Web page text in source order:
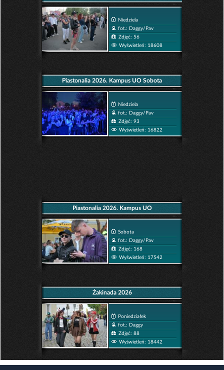
Niedziela
fot.: Daggy/Pav
Zdjęć: 56
Wyświetleń: 18608
Piastonalia 2026. Kampus UO Sobota
Niedziela
fot.: Daggy/Pav
Zdjęć: 93
Wyświetleń: 16822
Piastonalia 2026. Kampus UO
Sobota
fot.: Daggy/Pav
Zdjęć: 168
Wyświetleń: 17542
Żakinada 2026
Poniedziałek
fot.: Daggy
Zdjęć: 88
Wyświetleń: 18442